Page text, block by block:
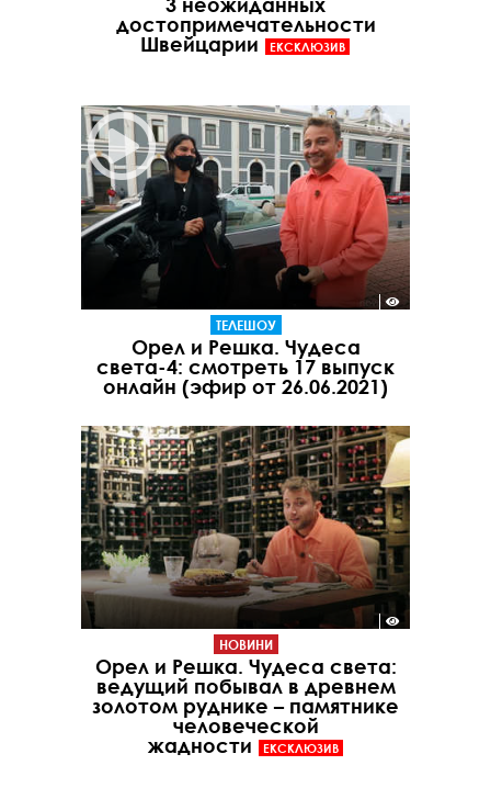
достопримечательности
Швейцарии
ЕКСКЛЮЗИВ
ТЕЛЕШОУ
Орел и Решка. Чудеса
света-4: смотреть 17 выпуск
онлайн (эфир от 26.06.2021)
НОВИНИ
Орел и Решка. Чудеса света:
ведущий побывал в древнем
золотом руднике – памятнике
человеческой
жадности
ЕКСКЛЮЗИВ